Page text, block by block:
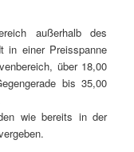
außerhalb des
in einer Preisspanne
über 18,00
bis 35,00
wie bereits in der